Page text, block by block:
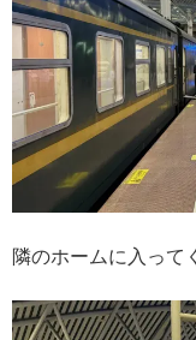
隣のホームに入って